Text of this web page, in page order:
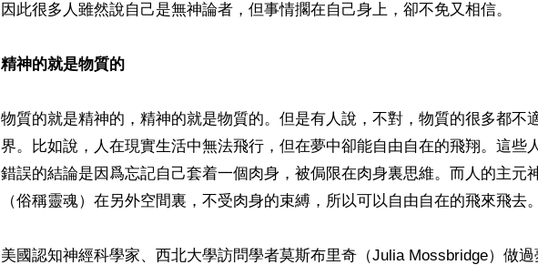
因此很多人雖然說自己是無神論者，但事情擱在自己身上，卻不免又相信。
精神的就是物質的
物質的就是精神的，精神的就是物質的。但是有人說，不對，物質的很多都不
界。比如說，人在現實生活中無法飛行，但在夢中卻能自由自在的飛翔。這些
錯誤的結論是因爲忘記自己套着一個肉身，被侷限在肉身裏思維。而人的主元
（俗稱靈魂）在另外空間裏，不受肉身的束縛，所以可以自由自在的飛來飛去。
美國認知神經科學家、西北大學訪問學者莫斯布里奇（Julia Mossbridge）做